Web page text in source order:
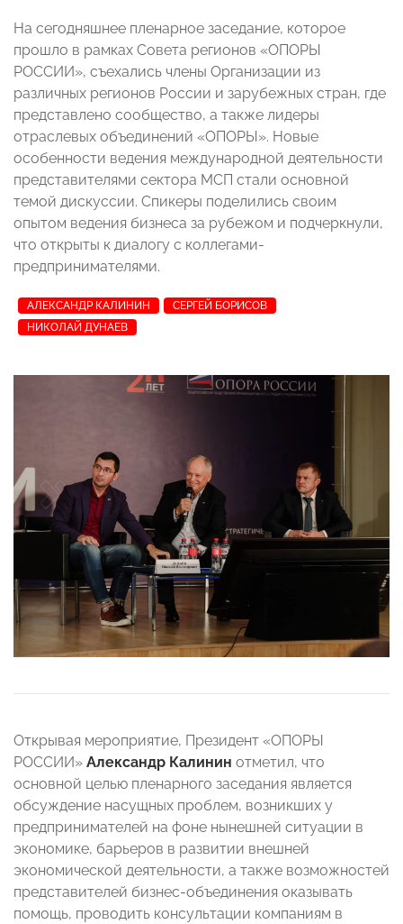
На сегодняшнее пленарное заседание, которое
прошло в рамках Совета регионов «ОПОРЫ
РОССИИ», съехались члены Организации из
различных регионов России и зарубежных стран, где
представлено сообщество, а также лидеры
отраслевых объединений «ОПОРЫ». Новые
особенности ведения международной деятельности
представителями сектора МСП стали основной
темой дискуссии. Спикеры поделились своим
опытом ведения бизнеса за рубежом и подчеркнули,
что открыты к диалогу с коллегами-
предпринимателями.
АЛЕКСАНДР КАЛИНИН
СЕРГЕЙ БОРИСОВ
НИКОЛАЙ ДУНАЕВ
Открывая мероприятие, Президент «ОПОРЫ
РОССИИ» Александр Калинин отметил, что
основной целью пленарного заседания является
обсуждение насущных проблем, возникших у
предпринимателей на фоне нынешней ситуации в
экономике, барьеров в развитии внешней
экономической деятельности, а также возможностей
представителей бизнес-объединения оказывать
помощь, проводить консультации компаниям в